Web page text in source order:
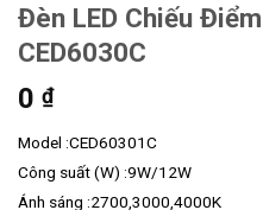
Đèn LED Chiếu
CED6030C
0 ₫
Model :CED60301C
Công suất (W) :9W/12W
Ánh sáng :2700,3000,4000K